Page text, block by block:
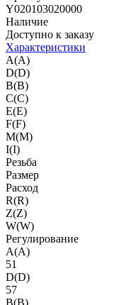
Y020103020000
Наличие
Доступно к заказу
Характеристики
A(A)
D(D)
B(B)
C(C)
E(E)
F(F)
M(M)
I(I)
Резьба
Размер
Расход
R(R)
Z(Z)
W(W)
Регулирование
A(A)
51
D(D)
57
B(B)